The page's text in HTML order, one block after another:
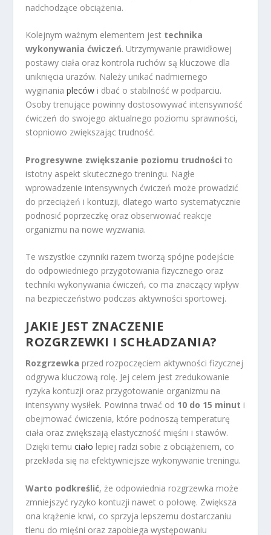
nadchodzące obciążenia.
Kolejnym ważnym elementem jest technika
wykonywania ćwiczeń. Utrzymywanie prawidłowej
postawy ciała oraz kontrola ruchów są kluczowe dla
uniknięcia urazów. Należy unikać nadmiernego
wyginaniapleców i dbać o stabilność w podparciu.
Osoby trenujące powinny dostosowywać intensywność
ćwiczeń do swojego aktualnego poziomu sprawności,
stopniowo zwiększając trudność.
Progresywne zwiększanie poziomu trudności to
istotny aspekt skutecznego treningu. Nagłe
wprowadzenie intensywnych ćwiczeń może prowadzić
do przeciążeń i kontuzji, dlatego warto systematycznie
podnosić poprzeczkę oraz obserwować reakcje
organizmu na nowe wyzwania.
Te wszystkie czynniki razem tworzą spójne podejście
do odpowiedniego przygotowania fizycznego oraz
techniki wykonywania ćwiczeń, co ma znaczący wpływ
na bezpieczeństwo podczas aktywności sportowej.
JAKIE JEST ZNACZENIE
ROZGRZEWKI I SCHŁADZANIA?
Rozgrzewka przed rozpoczęciem aktywności fizycznej
odgrywa kluczową rolę. Jej celem jest zredukowanie
ryzyka kontuzji oraz przygotowanie organizmu na
intensywny wysiłek. Powinna trwać od 10 do 15 minut i
obejmować ćwiczenia, które podnoszą temperaturę
ciała oraz zwiększają elastyczność mięśni i stawów.
Dzięki temuciało lepiej radzi sobie z obciążeniem, co
przekłada się na efektywniejsze wykonywanie treningu.
Warto podkreślić, że odpowiednia rozgrzewka może
zmniejszyć ryzyko kontuzji nawet o połowę. Zwiększa
ona krążenie krwi, co sprzyja lepszemu dostarczaniu
tlenu do mięśni oraz zapobiega występowaniu